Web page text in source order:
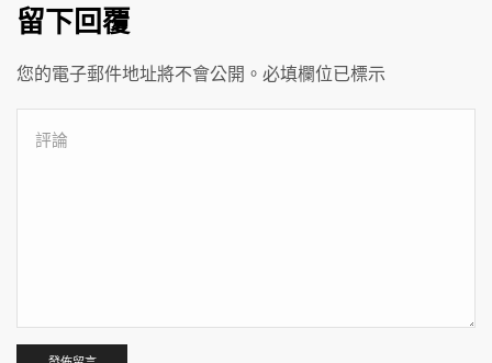
留下回覆
您的電子郵件地址將不會公開。必填欄位已標示